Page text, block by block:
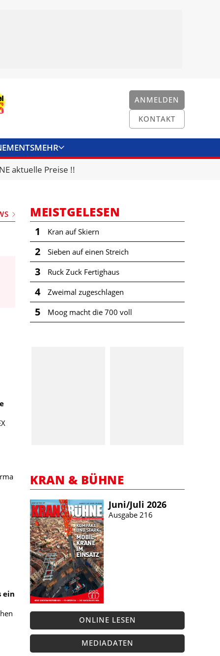
ANMELDEN
KONTAKT
MEHR
KONTAKT
aktuelle Preise !!
ein
MEISTGELESEN
1 Kran auf Skiern
2 Sieben auf einen Streich
3 Ruck Zuck Fertighaus
4 Zweimal zugeschlagen
5 Moog macht die 700 voll
KRAN & BÜHNE
Juni/​Juli 2026
Ausgabe 216
ONLINE LESEN
MEDIADATEN